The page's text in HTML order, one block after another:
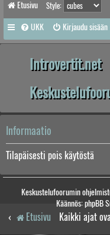
Etusivu Style:
UKK Kirjaudu sisään
Introvertit.net
Informaatio
Tilapäisesti pois käytöstä
Keskustelufoorumin
Käännös: phpBB
Etusivu Kaikki ajat